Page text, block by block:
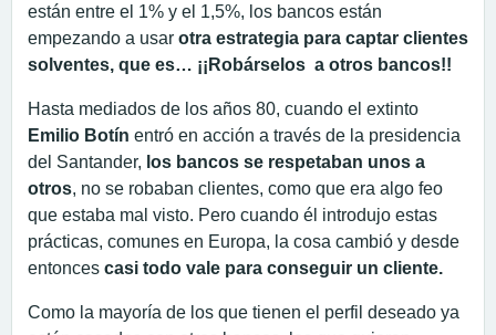
están entre el 1% y el 1,5%, los bancos están
empezando a usar otra estrategia para captar clientes
solventes, que es… ¡¡Robárselos a otros bancos!!
Hasta mediados de los años 80, cuando el extinto
Emilio Botín entró en acción a través de la presidencia
del Santander, los bancos se respetaban unos a
otros, no se robaban clientes, como que era algo feo
que estaba mal visto. Pero cuando él introdujo estas
prácticas, comunes en Europa, la cosa cambió y desde
entonces casi todo vale para conseguir un cliente.
Como la mayoría de los que tienen el perfil deseado ya